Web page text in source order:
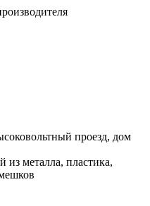
проезд, дом
из металла, пластика,